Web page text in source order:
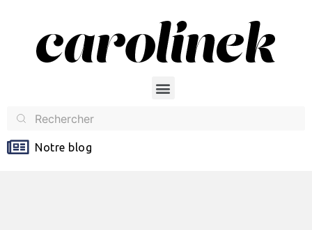
Notre blog